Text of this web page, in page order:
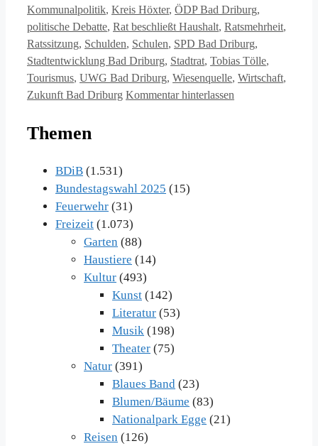
Kommunalpolitik, Kreis Höxter, ÖDP Bad Driburg,
politische Debatte, Rat beschließt Haushalt, Ratsmehrheit,
Ratssitzung, Schulden, Schulen, SPD Bad Driburg,
Stadtentwicklung Bad Driburg, Stadtrat, Tobias Tölle,
Tourismus, UWG Bad Driburg, Wiesenquelle, Wirtschaft,
Zukunft Bad Driburg Kommentar hinterlassen
Themen
BDiB (1.531)
Bundestagswahl 2025 (15)
Feuerwehr (31)
Freizeit (1.073)
Garten (88)
Haustiere (14)
Kultur (493)
Kunst (142)
Literatur (53)
Musik (198)
Theater (75)
Natur (391)
Blaues Band (23)
Blumen/Bäume (83)
Nationalpark Egge (21)
Reisen (126)